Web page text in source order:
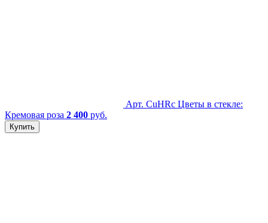
Арт. CuHRc Цветы в стекле:
Кремовая роза 2 400 руб.
Купить